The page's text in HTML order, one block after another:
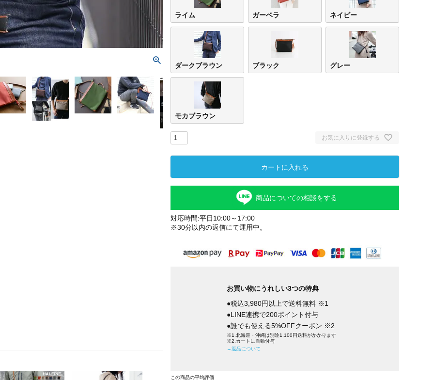
ライム ガーベラ ネイビー
ダークブラウン ブラック グレー
モカブラウン
お気に入りに登録する
カートに入れる
商品についての相談をする
対応時間:平日10:00～17:00
※30分以内の返信にて運用中。
お買い物にうれしい3つの特典
●税込3,980円以上で送料無料 ※1
●LINE連携で200ポイント付与
●誰でも使える5%OFFクーポン ※2
※1.北海道・沖縄は別途1,100円送料がかかります
※2.カートに自動付与
→返品について